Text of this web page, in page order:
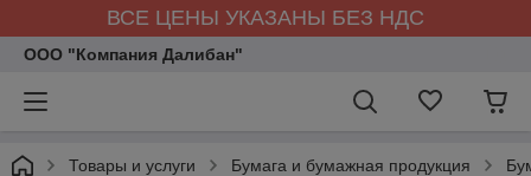
ВСЕ ЦЕНЫ УКАЗАНЫ БЕЗ НДС
ООО "Компания Далибан"
Товары и услуги Бумага и бумажная продукция